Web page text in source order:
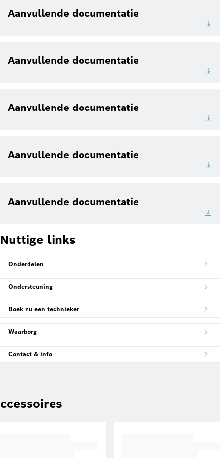
Aanvullende documentatie
Aanvullende documentatie
Aanvullende documentatie
Aanvullende documentatie
Aanvullende documentatie
Nuttige links
Onderdelen
Ondersteuning
Boek nu een technieker
Waarborg
Contact & info